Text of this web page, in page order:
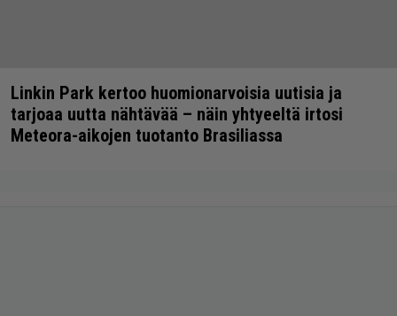
Linkin Park kertoo huomionarvoisia uutisia ja
tarjoaa uutta nähtävää – näin yhtyeeltä irtosi
Meteora-aikojen tuotanto Brasiliassa